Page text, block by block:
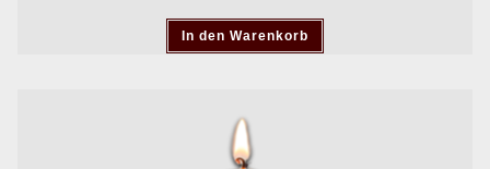
In den Warenkorb